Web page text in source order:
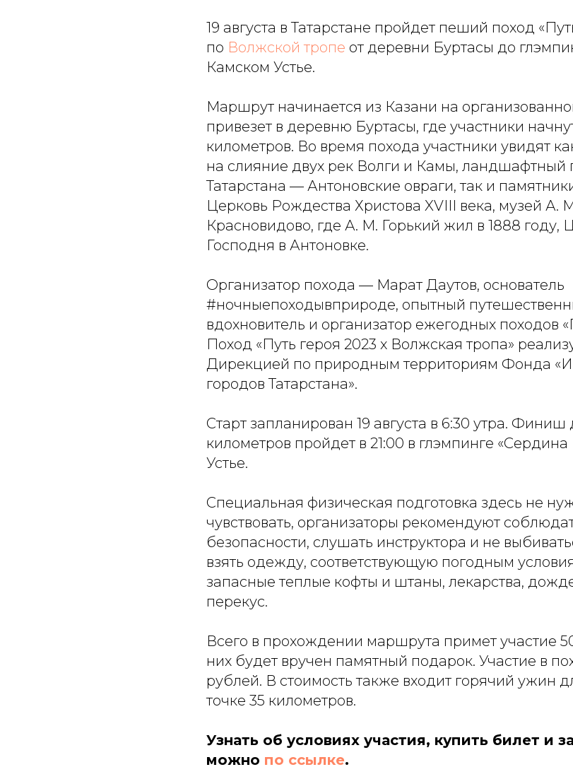
19 августа в Татарстане пройдет пеший поход
по Волжской тропе от деревни Буртасы до
Камском Устье.
Маршрут начинается из Казани на
привезет в деревню Буртасы, где участники
километров. Во время похода участники увидят
на слияние двух рек Волги и Камы, ландшафтный
Татарстана — Антоновские овраги, так и
Церковь Рождества Христова XVIII века, музей А.
Красновидово, где А. М. Горький жил в 1888 году,
Господня в Антоновке.
Организатор похода — Марат Даутов, основатель
#ночныепоходывприроде, опытный
вдохновитель и организатор ежегодных походов
Поход «Путь героя 2023 x Волжская тропа»
Дирекцией по природным территориям Фонда
городов Татарстана».
Старт запланирован 19 августа в 6:30 утра. Финиш
километров пройдет в 21:00 в глэмпинге
Устье.
Специальная физическая подготовка здесь не
чувствовать, организаторы рекомендуют
безопасности, слушать инструктора и не
взять одежду, соответствующую погодным
запасные теплые кофты и штаны, лекарства,
перекус.
Всего в прохождении маршрута примет участие
них будет вручен памятный подарок. Участие в
рублей. В стоимость также входит горячий ужин
точке 35 километров.
Узнать об условиях участия, купить билет и
можно по ссылке.